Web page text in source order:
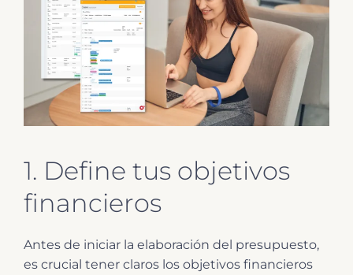
1. Define tus objetivos
financieros
Antes de iniciar la elaboración del presupuesto,
es crucial tener claros los objetivos financieros